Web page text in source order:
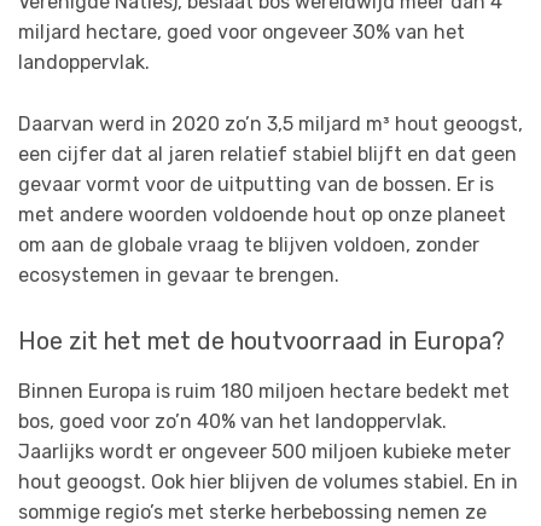
miljard hectare, goed voor ongeveer 30% van het
landoppervlak.
Daarvan werd in 2020 zo’n 3,5 miljard m³ hout geoogst,
een cijfer dat al jaren relatief stabiel blijft en dat geen
gevaar vormt voor de uitputting van de bossen. Er is
met andere woorden voldoende hout op onze planeet
om aan de globale vraag te blijven voldoen, zonder
ecosystemen in gevaar te brengen.
Hoe zit het met de houtvoorraad in Europa?
Binnen Europa is ruim 180 miljoen hectare bedekt met
bos, goed voor zo’n 40% van het landoppervlak.
Jaarlijks wordt er ongeveer 500 miljoen kubieke meter
hout geoogst. Ook hier blijven de volumes stabiel. En in
sommige regio’s met sterke herbebossing nemen ze